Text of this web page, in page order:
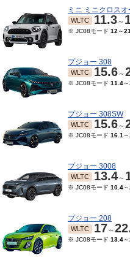
04～2014/05
13.5km/L
2013/05～
ミニ ミニクロスオ
WLTC 11.3～
※ JC08モード 12 ～
プジョー 308
WLTC 15.6～
※ JC08モード 11.4～
プジョー 308SW
WLTC 15.6～
※ JC08モード 16.1 ～
プジョー 3008
WLTC 13.4～
※ JC08モード 10.4～
プジョー 208
WLTC 17～
※ JC08モード 13.4～